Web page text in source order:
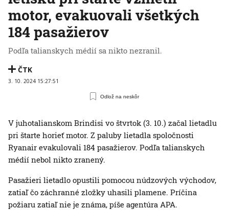
motor, evakuovali všetkých
184 pasažierov
Podľa talianskych médií sa nikto nezranil.
ČTK
3. 10. 2024 15:27:51
Odlož na neskôr
V juhotalianskom Brindisi vo štvrtok (3. 10.) začal lietadlu
pri štarte horieť motor. Z paluby lietadla spoločnosti
Ryanair evakulovali 184 pasažierov. Podľa talianskych
médií nebol nikto zranený.
Pasažieri lietadlo opustili pomocou núdzových východov,
zatiaľ čo záchranné zložky uhasili plamene. Príčina
požiaru zatiaľ nie je známa, píše agentúra APA.